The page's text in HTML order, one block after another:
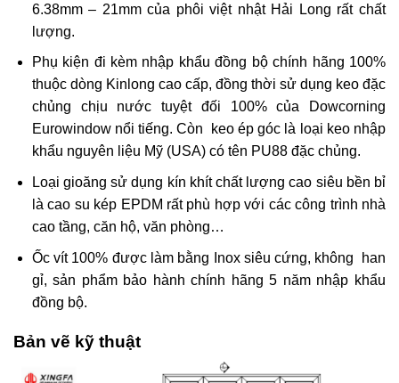
6.38mm – 21mm của phôi việt nhật Hải Long rất chất
lượng.
Phụ kiện đi kèm nhập khẩu đồng bộ chính hãng 100%
thuộc dòng Kinlong cao cấp, đồng thời sử dụng keo đặc
chủng chịu nước tuyệt đối 100% của Dowcorning
Eurowindow nổi tiếng. Còn keo ép góc là loại keo nhập
khẩu nguyên liệu Mỹ (USA) có tên PU88 đặc chủng.
Loại gioăng sử dụng kín khít chất lượng cao siêu bền bỉ
là cao su kép EPDM rất phù hợp với các công trình nhà
cao tầng, căn hộ, văn phòng…
Ốc vít 100% được làm bằng Inox siêu cứng, không han
gỉ, sản phẩm bảo hành chính hãng 5 năm nhập khẩu
đồng bộ.
Bản vẽ kỹ thuật